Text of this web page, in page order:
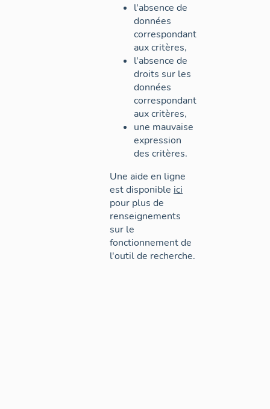
l'absence de
données
correspondant
aux critères,
l'absence de
droits sur les
données
correspondant
aux critères,
une mauvaise
expression
des critères.
Une aide en ligne
est disponible ici
pour plus de
renseignements
sur le
fonctionnement de
l'outil de recherche.